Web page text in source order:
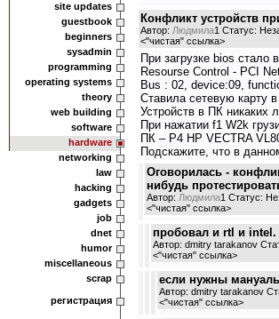
site updates
guestbook
beginners
sysadmin
programming
operating systems
theory
web building
software
hardware
networking
law
hacking
gadgets
job
dnet
humor
miscellaneous
scrap
регистрация
Конфликт устройств
Автор: Людмила1 Статус:
<"чистая" ссылка>
При загрузке bios стало
Resourse Control - PCI
Bus : 02, device:09,
Ставила сетевую карту
Устройств в ПК никаких
При нажатии f1 W2k
ПК – P4 HP VECTRA
Подскажите, что в
Оговорилась -
нибудь
Автор: Людмила1 Статус:
<"чистая" ссылка>
пробовал и rtl и intel.
Автор: dmitry tarakanov
<"чистая" ссылка>
если нужны
Автор: dmitry tarakanov
<"чистая" ссылка>